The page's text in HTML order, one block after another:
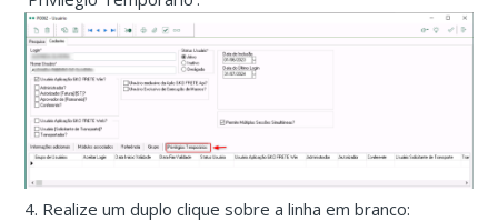
4. Realize um duplo clique sobre a linha em branco: